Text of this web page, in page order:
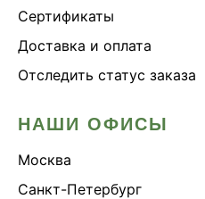
Сертификаты
Доставка и оплата
Отследить статус заказа
НАШИ ОФИСЫ
Москва
Санкт-Петербург